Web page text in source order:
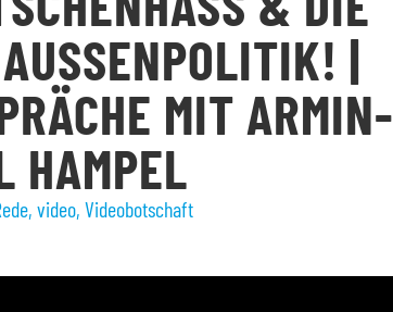
| B
MIT ARMIN-P
, video, Videobotschaft